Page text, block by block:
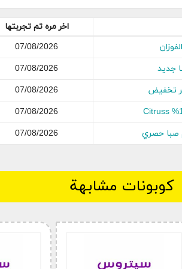
على جميع المنتجات بدون
والكويت, الامارات, عمان,
في الحصول على مزيد من المعلومات حول
على شبكة الإنترنت صفحة.
اخر مره تم تجربتها
07/08/2026
جديد 07/08/2026
تخفيض 07/08/2026
07/08/2026
حصري 07/08/2026
كوبونات مشابهة